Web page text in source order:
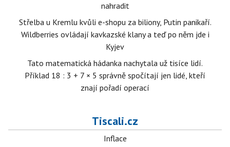
nahradit
Střelba u Kremlu kvůli e-shopu za biliony, Putin panikaří.
Wildberries ovládají kavkazské klany a teď po něm jde i
Kyjev
Tato matematická hádanka nachytala už tisíce lidí.
Příklad 18 : 3 + 7 × 5 správně spočítají jen lidé, kteří
znají pořadí operací
Tiscali.cz
Inflace